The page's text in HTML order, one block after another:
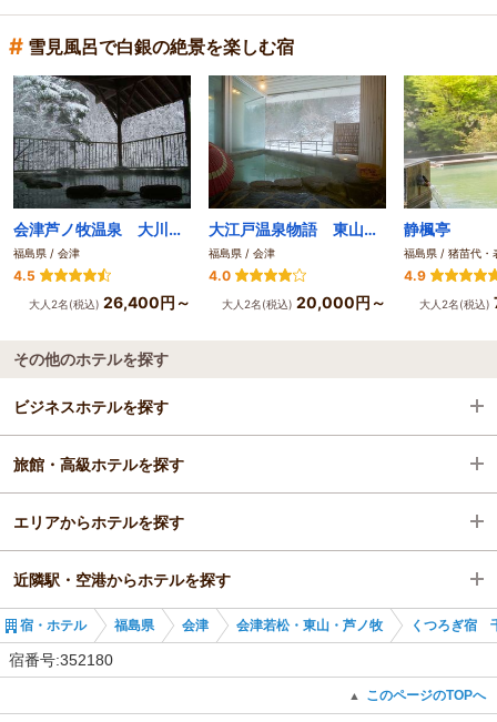
# 雪見風呂で白銀の絶景を楽しむ宿
会津芦ノ牧温泉 大川荘 絶景露天風呂と美食懐石が自慢の老舗旅館
福島県 / 会津
4.5
大人2名(税込) 26,400円～
大江戸温泉物語 東山グランドホテル
福島県 / 会津
4.0
大人2名(税込) 20,000円～
静楓亭
福島県 / 猪苗代・
4.9
大人2名(税込)
その他のホテルを探す
ビジネスホテルを探す
福島県
会津
会津若松・東山・芦ノ牧
会津若松駅
旅館・高級ホテルを探す
福島県
エリアからホテルを探す
福島県
会津
近隣駅・空港からホテルを探す
会津若松駅
宿・ホテル 福島県 会津 会津若松・東山・芦ノ牧 くつろぎ宿
宿番号:352180
▲ このページのTOPへ